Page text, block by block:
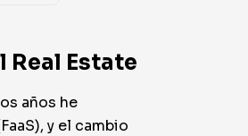
Estate
años he
y el cambio